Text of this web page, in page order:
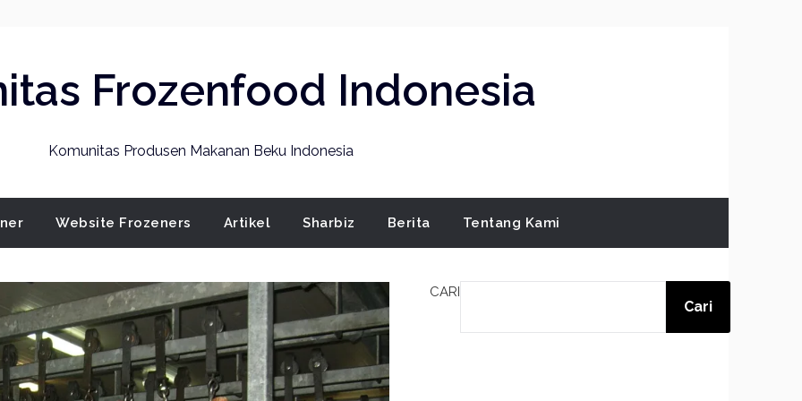
Frozenfood Indonesia
Komunitas Produsen Makanan Beku Indonesia
Website Frozeners Artikel Sharbiz Berita Tentang Kami
CARI
Cari